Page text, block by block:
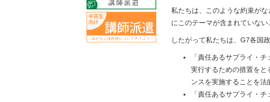
私たちは、このような約束が
にこのテーマが含まれていない
したがって私たちは、G7各国
「責任あるサプライ・
実行するための措置をと
ンスを実施することを法
「責任あるサプライ・